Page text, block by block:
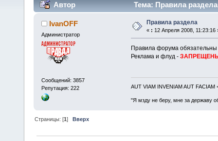
Автор Тема: Правила
IvanOFF
Администратор
Сообщений: 3857
Репутация: 222
Правила раздела
« : 12 Апреля 2008, 11:23:16
Правила форума
Реклама и флуд -
AUT VIAM INVENIAM AUT FACIAM
"Я мзду не беру, мне за державу
Страницы: [1]Вверх